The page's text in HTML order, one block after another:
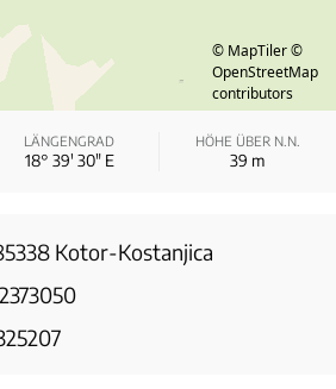
© MapTiler ©
OpenStreetMap
contributors
LÄNGENGRAD
18° 39′ 30″ E
HÖHE ÜBER N.N.
39 m
Kotor-Kostanjica